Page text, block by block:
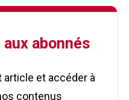
abonnés
article et accéder à
contenus